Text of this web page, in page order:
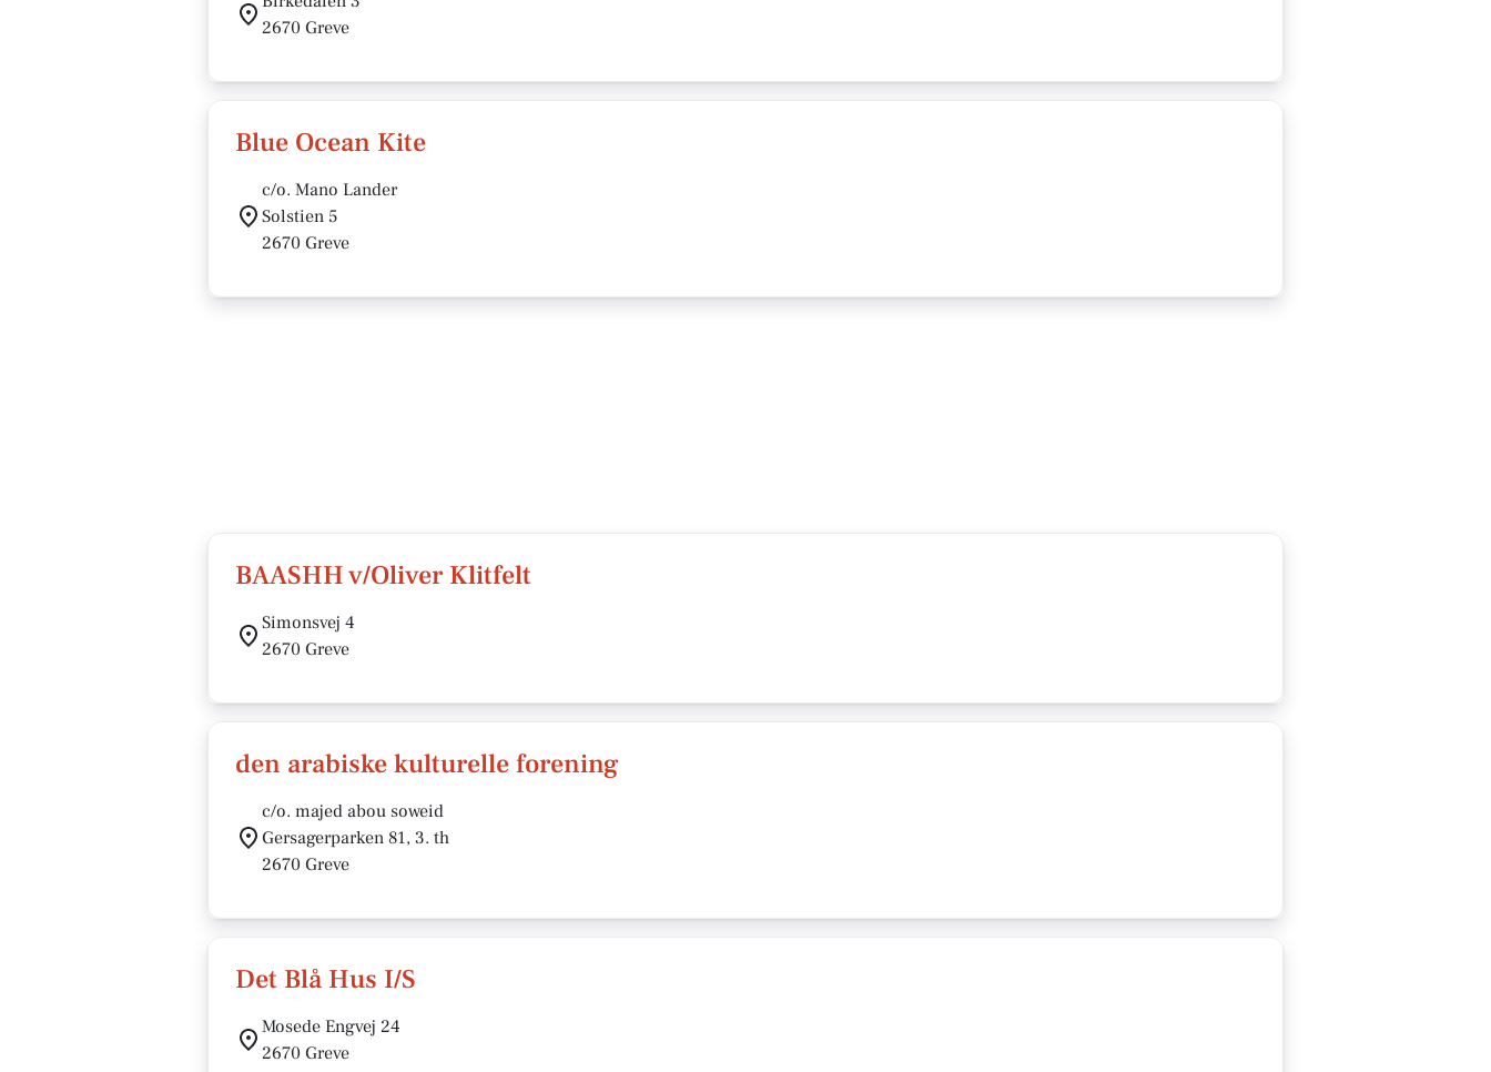
2670 Greve
Blue Ocean Kite
c/o. Mano Lander
Solstien 5
2670 Greve
BAASHH v/Oliver Klitfelt
Simonsvej 4
2670 Greve
den arabiske kulturelle forening
c/o. majed abou soweid
Gersagerparken 81, 3. th
2670 Greve
Det Blå Hus I/S
Mosede Engvej 24
2670 Greve